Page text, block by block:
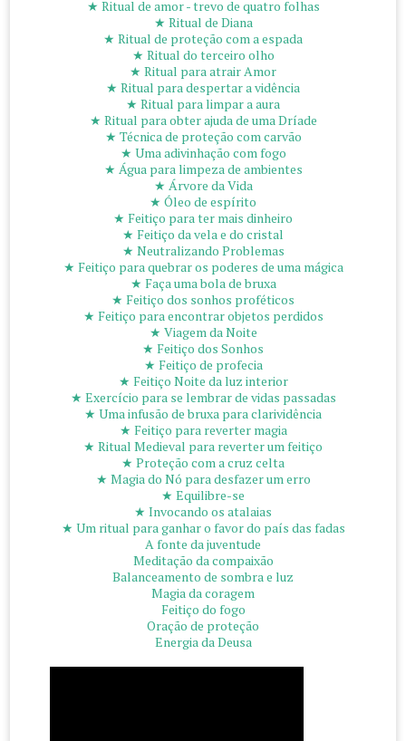
★ Ritual de amor - trevo de quatro folhas
★ Ritual de Diana
★ Ritual de proteção com a espada
★ Ritual do terceiro olho
★ Ritual para atrair Amor
★ Ritual para despertar a vidência
★ Ritual para limpar a aura
★ Ritual para obter ajuda de uma Dríade
★ Técnica de proteção com carvão
★ Uma adivinhação com fogo
★ Água para limpeza de ambientes
★ Árvore da Vida
★ Óleo de espírito
★ Feitiço para ter mais dinheiro
★ Feitiço da vela e do cristal
★ Neutralizando Problemas
★ Feitiço para quebrar os poderes de uma mágica
★ Faça uma bola de bruxa
★ Feitiço dos sonhos proféticos
★ Feitiço para encontrar objetos perdidos
★ Viagem da Noite
★ Feitiço dos Sonhos
★ Feitiço de profecia
★ Feitiço Noite da luz interior
★ Exercício para se lembrar de vidas passadas
★ Uma infusão de bruxa para clarividência
★ Feitiço para reverter magia
★ Ritual Medieval para reverter um feitiço
★ Proteção com a cruz celta
★ Magia do Nó para desfazer um erro
★ Equilibre-se
★ Invocando os atalaias
★ Um ritual para ganhar o favor do país das fadas
A fonte da juventude
Meditação da compaixão
Balanceamento de sombra e luz
Magia da coragem
Feitiço do fogo
Oração de proteção
Energia da Deusa